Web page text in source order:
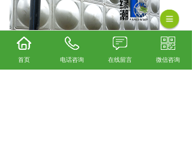
首页 电话咨询 在线留言 微信咨询